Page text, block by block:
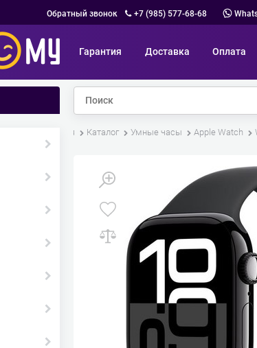
Обратный звонок +7 (985) 577-68-68
Гарантия Доставка Оплата
Главная Каталог Умные часы Apple Watch